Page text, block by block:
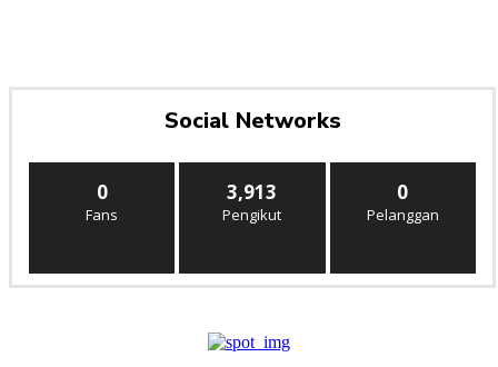
Social Networks
0
Fans
3,913
Pengikut
0
Pelanggan